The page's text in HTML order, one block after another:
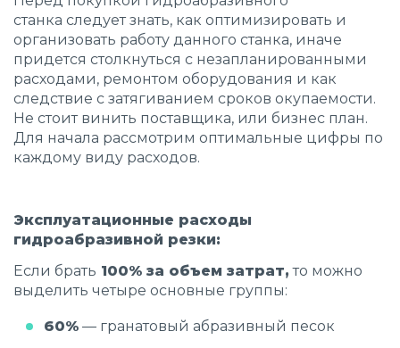
станка следует знать, как оптимизировать и
организовать работу данного станка, иначе
придется столкнуться с незапланированными
расходами, ремонтом оборудования и как
следствие с затягиванием сроков окупаемости.
Не стоит винить поставщика, или бизнес план.
Для начала рассмотрим оптимальные цифры по
каждому виду расходов.
Эксплуатационные расходы
гидроабразивной резки:
Если брать 100% за объем затрат, то можно
выделить четыре основные группы:
60% — гранатовый абразивный песок